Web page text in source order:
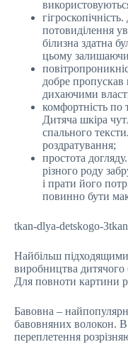
потовиділення
білизна здатна
цьому
добре пропускав
дихаючими
комфортність по
Дитяча шкіра
спального
роздратування;
простота
різного роду
і прати його
повинно бути
tkan-dlya-detskogo-
Найбільш
виробництва дитячого
Для повноти картини
Бавовна –
бавовняних волокон. В
переплетення